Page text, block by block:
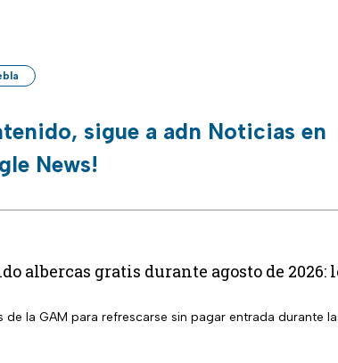
sigue a adn Noticias en
News!
albercas gratis durante agosto de
la GAM para refrescarse sin pagar entrada durante